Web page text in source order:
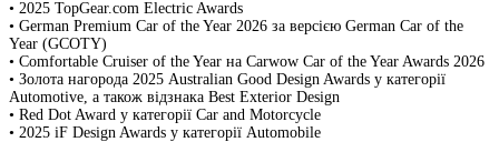
• 2025 TopGear.com Electric Awards
• German Premium Car of the Year 2026 за версією German Car of the
Year (GCOTY)
• Comfortable Cruiser of the Year на Carwow Car of the Year Awards 2026
• Золота нагорода 2025 Australian Good Design Awards у категорії
Automotive, а також відзнака Best Exterior Design
• Red Dot Award у категорії Car and Motorcycle
• 2025 iF Design Awards у категорії Automobile